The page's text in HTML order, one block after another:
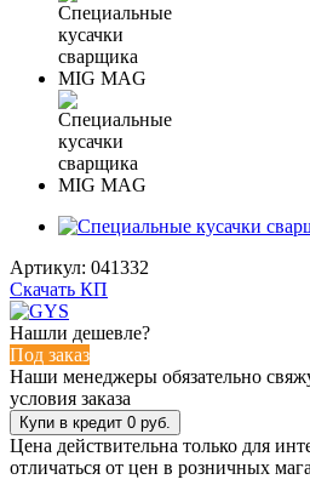
Артикул: 041332
Скачать КП
Нашли дешевле?
Под заказ
Наши менеджеры обязательно
условия заказа
Цена действительна только для
отличаться от цен в розничных